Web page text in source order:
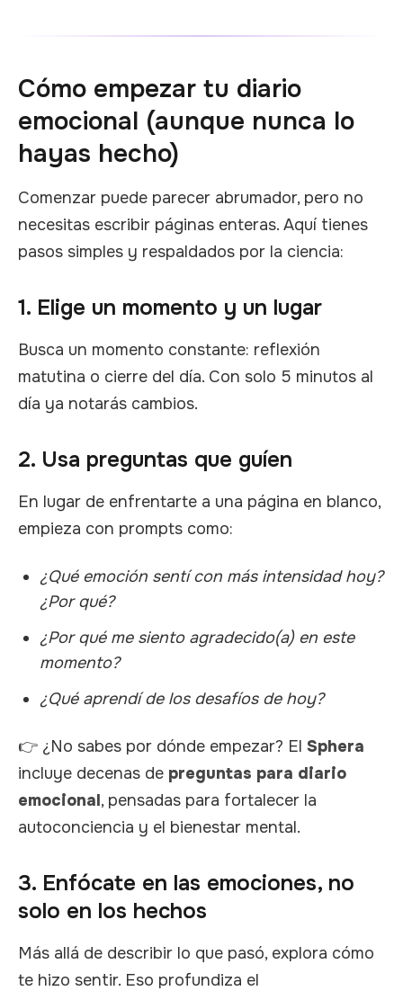
Cómo empezar tu diario
emocional (aunque nunca lo
hayas hecho)
Comenzar puede parecer abrumador, pero no
necesitas escribir páginas enteras. Aquí tienes
pasos simples y respaldados por la ciencia:
1. Elige un momento y un lugar
Busca un momento constante: reflexión
matutina o cierre del día. Con solo 5 minutos al
día ya notarás cambios.
2. Usa preguntas que guíen
En lugar de enfrentarte a una página en blanco,
empieza con prompts como:
¿Qué emoción sentí con más intensidad hoy?
¿Por qué?
¿Por qué me siento agradecido(a) en este
momento?
¿Qué aprendí de los desafíos de hoy?
👉 ¿No sabes por dónde empezar? El Sphera
incluye decenas de preguntas para diario
emocional, pensadas para fortalecer la
autoconciencia y el bienestar mental.
3. Enfócate en las emociones, no
solo en los hechos
Más allá de describir lo que pasó, explora cómo
te hizo sentir. Eso profundiza el